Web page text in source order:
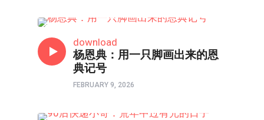
download
杨恩典：用一只脚画出来的恩
典记号
FEBRUARY 9, 2026